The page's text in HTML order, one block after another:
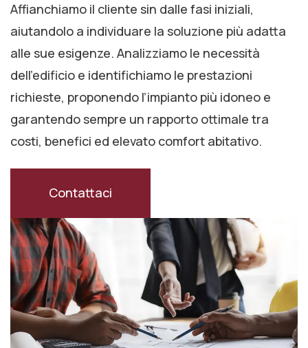
Affianchiamo il cliente sin dalle fasi iniziali,
aiutandolo a individuare la soluzione più adatta
alle sue esigenze. Analizziamo le necessità
dell’edificio e identifichiamo le prestazioni
richieste, proponendo l’impianto più idoneo e
garantendo sempre un rapporto ottimale tra
costi, benefici ed elevato comfort abitativo.
Contattaci